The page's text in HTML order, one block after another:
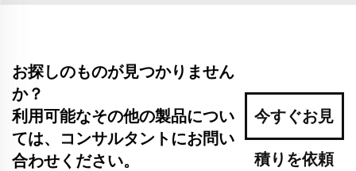
お探しのものが見つかりません
か？
利用可能なその他の製品につい
ては、コンサルタントにお問い
合わせください。
今すぐお見
積りを依頼